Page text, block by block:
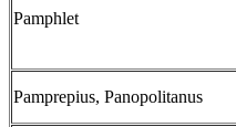
Pamphlet
Pamprepius, Panopolitanus